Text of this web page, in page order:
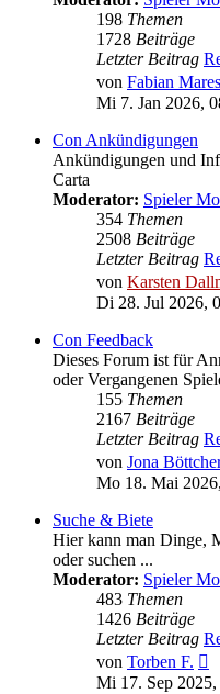
198 Themen
1728 Beiträge
Letzter Beitrag
von Fabian Mares
Mi 7. Jan 2026,
Con Ankündigungen
Ankündigungen und
Carta
Moderator: Spieler
354 Themen
2508 Beiträge
Letzter Beitrag
von Karsten
Di 28. Jul 2026,
Con Feedback
Dieses Forum ist für
oder Vergangenen
155 Themen
2167 Beiträge
Letzter Beitrag
von Jona
Mo 18. Mai
Suche & Biete
Hier kann man Dinge,
oder suchen ...
Moderator: Spieler
483 Themen
1426 Beiträge
Letzter Beitrag
von Torben F.
Mi 17. Sep